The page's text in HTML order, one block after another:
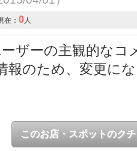
在： 0人
ザーの主観的なコ
報のため、変更に
このお店・スポットのク